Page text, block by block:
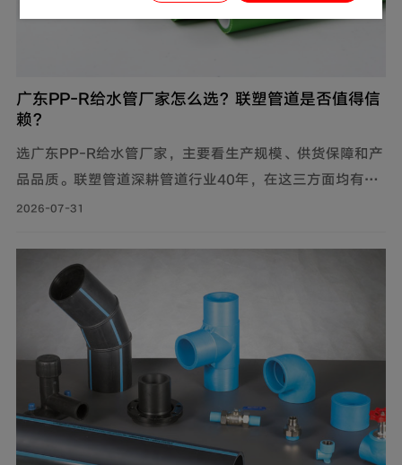
广东PP-R给水管厂家怎么选？联塑管道是否值得信
赖？
选广东PP-R给水管厂家，主要看生产规模、供货保障和产
品品质。联塑管道深耕管道行业40年，在这三方面均有可
靠表现，是值得信赖的选择。
2026-07-31